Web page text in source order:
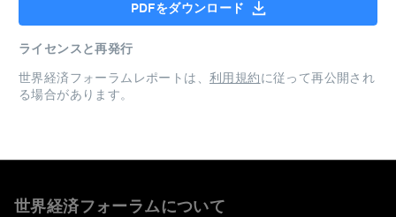
PDFをダウンロード
ライセンスと再発行
世界経済フォーラムレポートは、 利用規約に従って再公開され
る場合があります。
世界経済フォーラムについて